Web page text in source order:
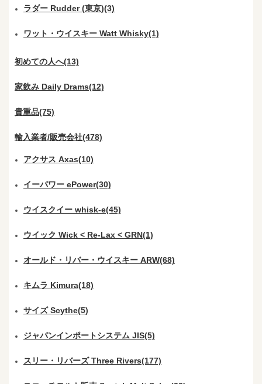
ラダー Rudder (東京)(3)
ワット・ウイスキー Watt Whisky(1)
初めての人へ(13)
家飲み Daily Drams(12)
貴重品(75)
輸入業者/販売会社(478)
アクサス Axas(10)
イーパワー ePower(30)
ウイスクイー whisk-e(45)
ウイック Wick < Re-Lax < GRN(1)
オールド・リバー・ウイスキー ARW(68)
キムラ Kimura(18)
サイズ Scythe(5)
ジャパンインポートシステム JIS(5)
スリー・リバーズ Three Rivers(177)